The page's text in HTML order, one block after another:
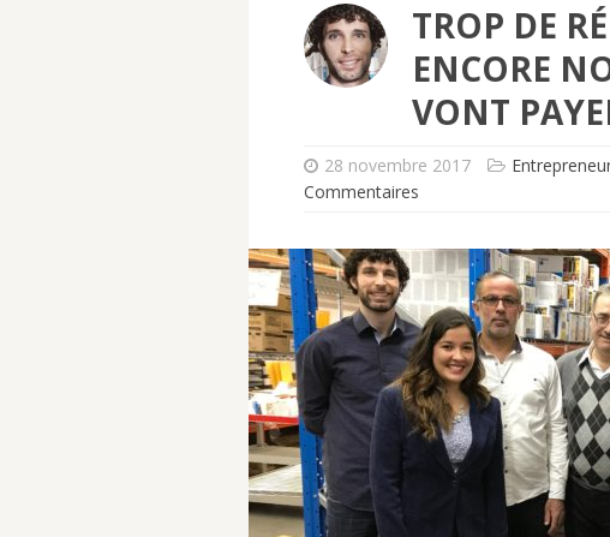
TROP DE
ENCORE
VONT
28 novembre 2017
Commentaires